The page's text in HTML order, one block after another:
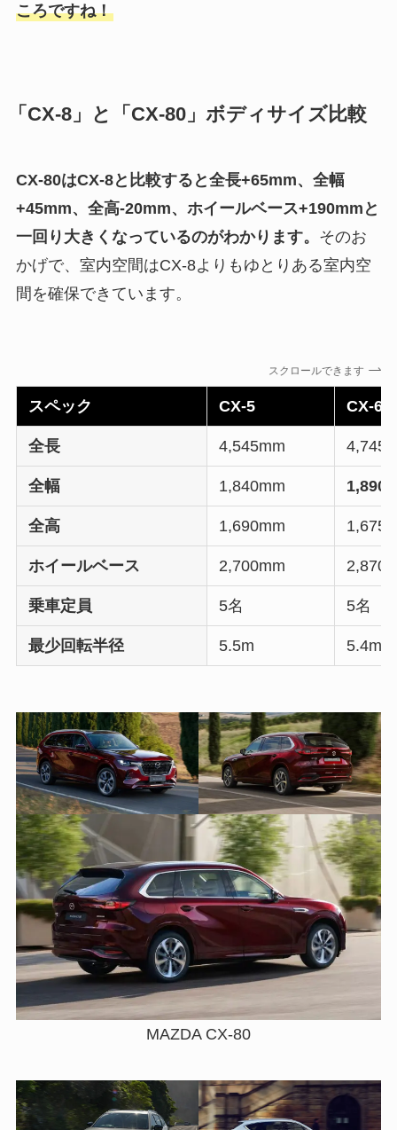
ころですね！
「CX-8」と「CX-80」ボディサイズ比較
CX-80はCX-8と比較すると全長+65mm、全幅
+45mm、全高-20mm、ホイールベース+190mm と
一回り大きくなっているのがわかります。 そのお
かげで、室内空間はCX-8よりもゆとりある室内空
間を確保できています。
スクロールできます
スペック CX-5 CX-60
全長 4,545mm
全幅 1,840mm
全高 1,690mm
ホイールベース 2,700mm
乗車定員 5名 5名
最少回転半径 5.5m 5.4m
MAZDA CX-80